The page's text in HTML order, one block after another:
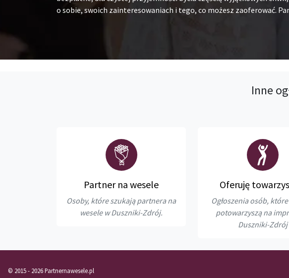
o sobie, swoich zainteresowaniach i tego, co możesz zaoferować.
Inne
Partner na wesele
Osoby, które szukają partnera na
wesele w Duszniki-Zdrój.
Oferuję
Ogłoszenia osób,
potowarzyszą na
Duszniki-Zdrój
© 2015 - 2026 Partnernawesele.pl